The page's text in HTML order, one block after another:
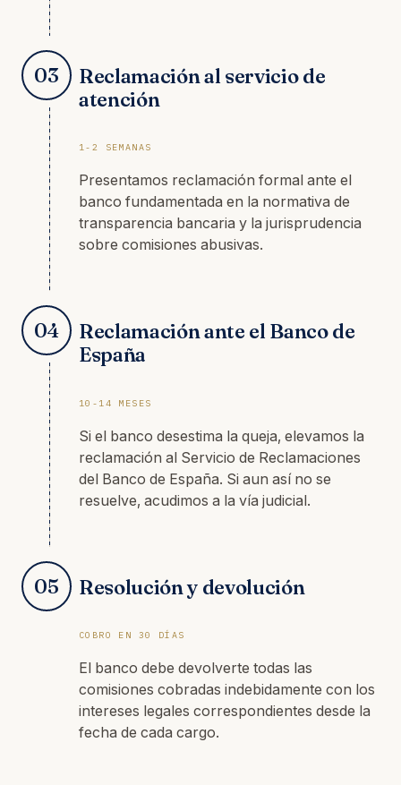
03
Reclamación al servicio de
atención
1-2 SEMANAS
Presentamos reclamación formal ante el
banco fundamentada en la normativa de
transparencia bancaria y la jurisprudencia
sobre comisiones abusivas.
04
Reclamación ante el Banco de
España
10-14 MESES
Si el banco desestima la queja, elevamos la
reclamación al Servicio de Reclamaciones
del Banco de España. Si aun así no se
resuelve, acudimos a la vía judicial.
05 Resolución y devolución
COBRO EN 30 DÍAS
El banco debe devolverte todas las
comisiones cobradas indebidamente con los
intereses legales correspondientes desde la
fecha de cada cargo.